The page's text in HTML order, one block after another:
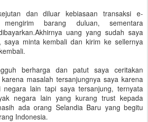
dan diluar kebiasaan transaksi e-
barang duluan, sementara
uang yang sudah saya
saya minta kembali dan kirim ke sellernya
berharga dan patut saya ceritakan
masalah tersanjungnya saya karena
negara lain tapi saya tersanjung, ternyata
negara lain yang kurang trust kepada
ada orang Selandia Baru yang begitu
Indonesia.